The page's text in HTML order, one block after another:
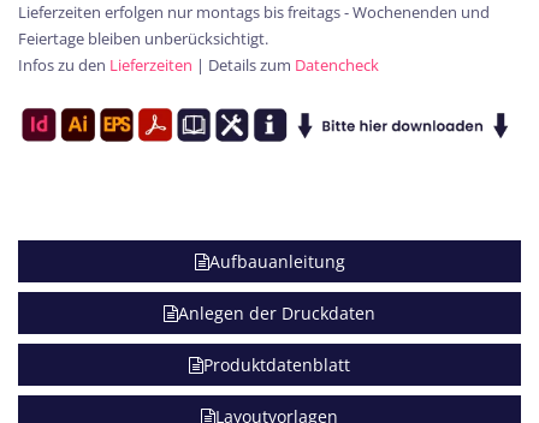
Lieferzeiten erfolgen nur montags bis freitags - Wochenenden und
Feiertage bleiben unberücksichtigt.
Infos zu den Lieferzeiten | Details zum Datencheck
Aufbauanleitung
Anlegen der Druckdaten
Produktdatenblatt
Layoutvorlagen